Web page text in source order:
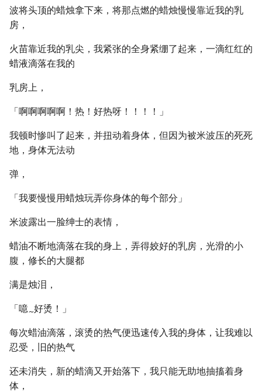
波将头顶的蜡烛拿下来，将那点燃的蜡烛慢慢靠近我的乳
房，
火苗靠近我的乳尖，我紧张的全身紧绷了起来，一滴红红的
蜡液滴落在我的
乳房上，
「啊啊啊啊啊！热！好热呀！！！！」
我顿时惨叫了起来，并扭动着身体，但因为被米波压的死死
地，身体无法动
弹，
「我要慢慢用蜡烛玩弄你身体的每个部分」
米波露出一脸绅士的表情，
蜡油不断地滴落在我的身上，弄得姣好的乳房，光滑的小
腹，修长的大腿都
满是烛泪，
「噫~好烫！」
每次蜡油滴落，滚烫的热气便迅速传入我的身体，让我难以
忍受，旧的热气
还未消失，新的蜡滴又开始落下，我只能无助地抽搐着身
体，